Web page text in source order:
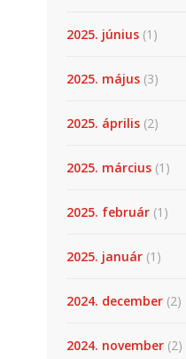
2025. június (1)
2025. május (3)
2025. április (2)
2025. március (1)
2025. február (1)
2025. január (1)
2024. december (2)
2024. november (2)